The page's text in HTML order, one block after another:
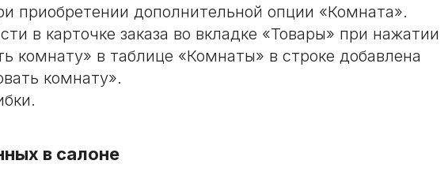
приобретении дополнительной опции «Комната».
в карточке заказа во вкладке «Товары» при нажатии
комнату» в таблице «Комнаты» в строке добавлена
комнату».
в салоне